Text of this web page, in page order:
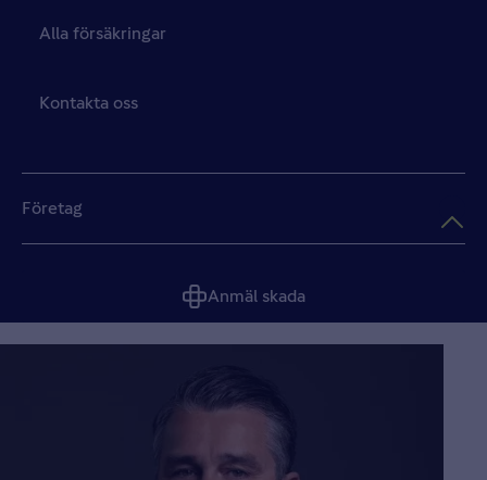
Alla försäkringar
Kontakta oss
Företag
Anmäl skada